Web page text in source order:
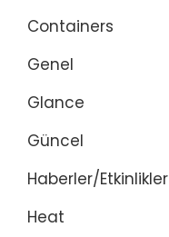
Containers
Genel
Glance
Güncel
Haberler/Etkinlikler
Heat